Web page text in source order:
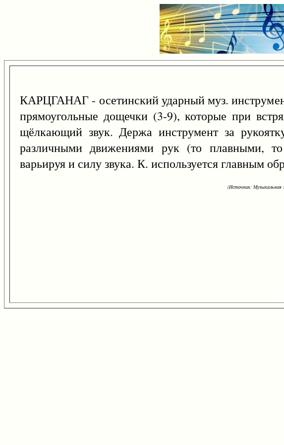
КАРЦГАНАГ - осетинский ударный муз.
прямоугольные дощечки (3-9), которые при
щёлкающий звук. Держа инструмент за
различными движениями рук (то плавными, то
варьируя и силу звука. К. используется главным
(Источник: Музыкальная